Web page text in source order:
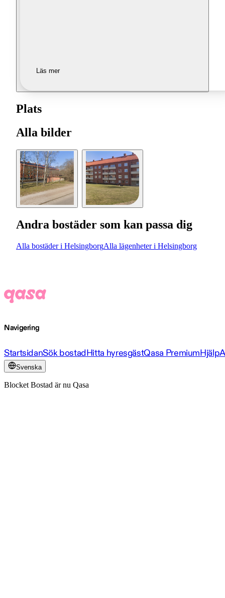
Läs mer
Plats
Alla bilder
Andra bostäder som kan passa dig
Alla bostäder i HelsingborgAlla lägenheter i Helsingborg
Navigering
StartsidanSök bostadHitta hyresgästQasa PremiumHjälp
Svenska
Blocket Bostad är nu Qasa